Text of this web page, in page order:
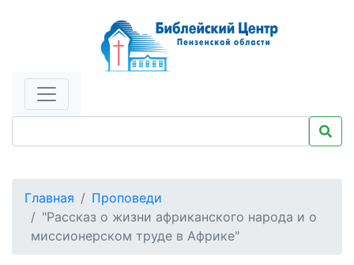
Главная
Проповеди
"Рассказ о жизни африканского народа и о
миссионерском труде в Африке"